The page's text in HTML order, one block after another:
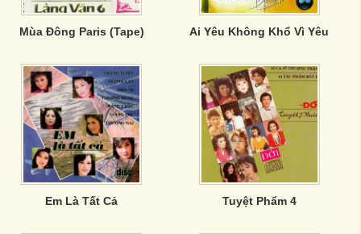
Mùa Đông Paris (Tape) Ai Yêu Không Khổ Vì Yêu
Em Là Tất Cả Tuyệt Phẩm 4